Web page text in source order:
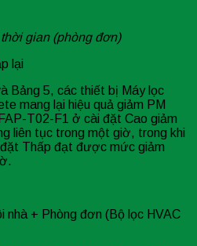
gian (phòng đơn)
lại
Bảng 5, các thiết bị Máy lọc
mang lại hiệu quả giảm PM
T02-F1 ở cài đặt Cao giảm
liên tục trong một giờ, trong khi
Thấp đạt được mức giảm
nhà + Phòng đơn (Bộ lọc HVAC